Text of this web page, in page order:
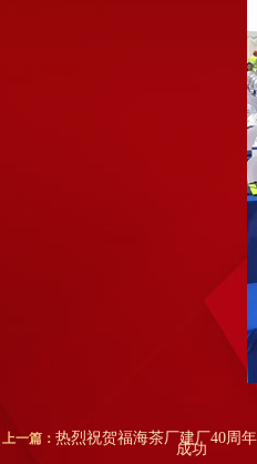
上一篇： 热烈祝贺福海茶厂建厂40周
成功